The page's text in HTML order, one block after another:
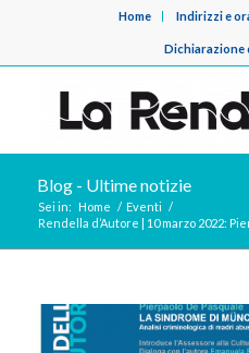
Home Indirizzi e
Dichiarazione
Blog - Ultime notizie
Sei in: Home / Eventi /
Rendella d’Autore | 10 marzo 2022: